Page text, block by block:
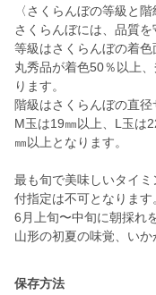
〈さくらんぼの等級と階
さくらんぼには、品質を
等級はさくらんぼの着色
丸秀品が着色50％以上
ります。
階級はさくらんぼの直径
M玉は19㎜以上、L玉は
㎜以上となります。
最も旬で美味しいタイ
付指定は不可となります
6月上旬〜中旬に朝採れ
保存方法